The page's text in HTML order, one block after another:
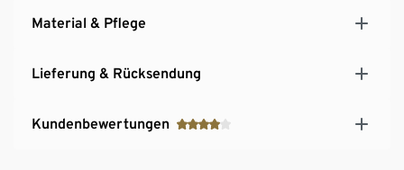
Material & Pflege
Lieferung & Rücksendung
Kundenbewertungen